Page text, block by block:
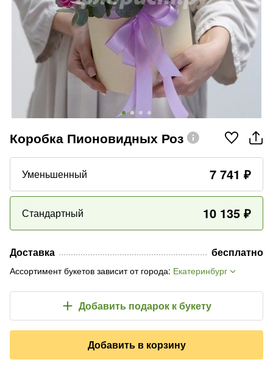
Коробка Пионовидных Роз
Уменьшенный 7 741 ₽
Стандартный 10 135 ₽
Доставка бесплатно
Ассортимент букетов зависит от города: Екатеринбург
Добавить подарок к букету
Добавить в корзину